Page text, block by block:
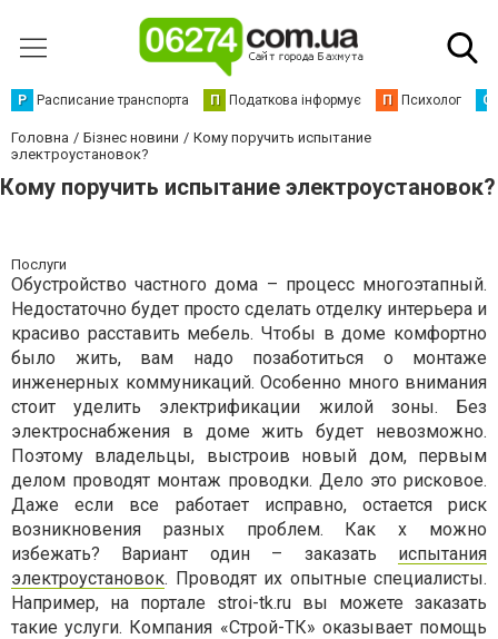
Р Расписание транспорта П Податкова інформує П Психолог С
Головна Бізнес новини
Кому поручить испытание
электроустановок?
Кому поручить испытание электроустановок?
Послуги
Обустройство частного дома – процесс многоэтапный.
Недостаточно будет просто сделать отделку интерьера и
красиво расставить мебель. Чтобы в доме комфортно
было жить, вам надо позаботиться о монтаже
инженерных коммуникаций. Особенно много внимания
стоит уделить электрификации жилой зоны. Без
электроснабжения в доме жить будет невозможно.
Поэтому владельцы, выстроив новый дом, первым
делом проводят монтаж проводки. Дело это рисковое.
Даже если все работает исправно, остается риск
возникновения разных проблем. Как х можно
избежать? Вариант один – заказать испытания
электроустановок. Проводят их опытные специалисты.
Например, на портале stroi-tk.ru вы можете заказать
такие услуги. Компания «Строй-ТК» оказывает помощь